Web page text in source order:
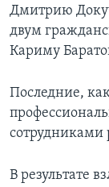
Дмитрию
двум
Кариму
Последние,
сотрудниками
В результате